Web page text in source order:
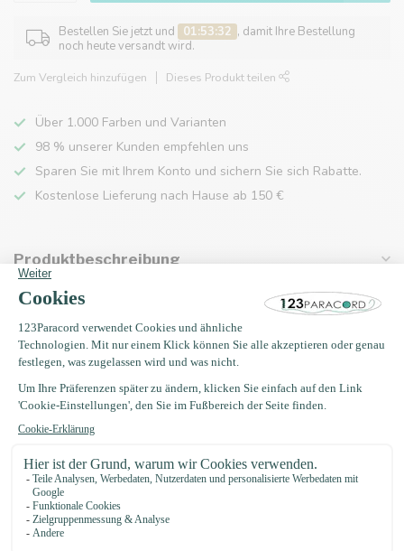
Bestellen Sie jetzt und 01:53:32 , damit Ihre Bestellung
noch heute versandt wird.
Zum Vergleich hinzufügen Dieses Produkt teilen
Über 1.000 Farben und Varianten
98 % unserer Kunden empfehlen uns
Sparen Sie mit Ihrem Konto und sichern Sie sich Rabatte.
Kostenlose Lieferung nach Hause ab 150 €
Produktbeschreibung
Eigenschaften
Zuletzt angesehen